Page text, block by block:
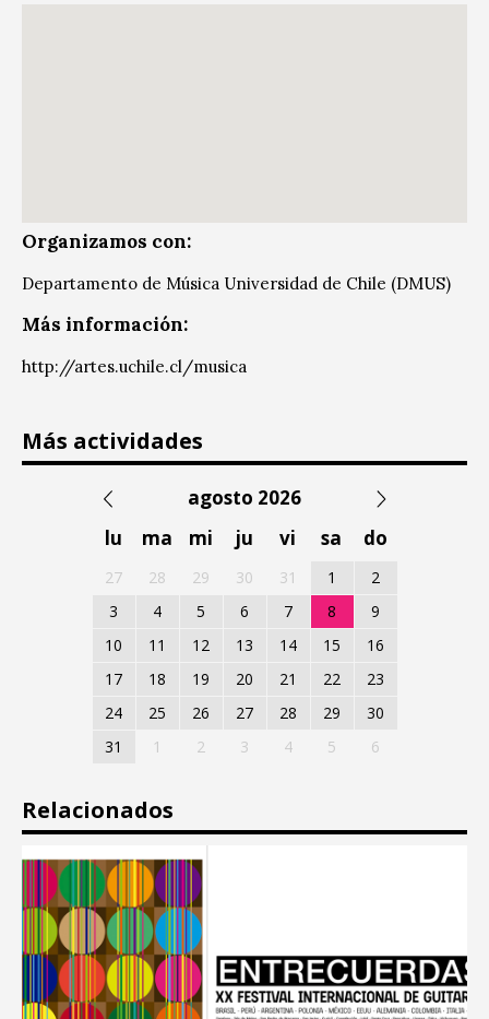
Organizamos con:
Departamento de Música Universidad de Chile (DMUS)
Más información:
http://artes.uchile.cl/musica
Más actividades
agosto 2026
lu
ma mi ju vi sa do
27 28 29 30 31 1
2
3
4 5 6 7 8
9
10
11 12 13 14 15
16
17
18 19 20 21 22
23
24
25 26 27 28 29
30
31
1 2 3 4 5 6
Relacionados